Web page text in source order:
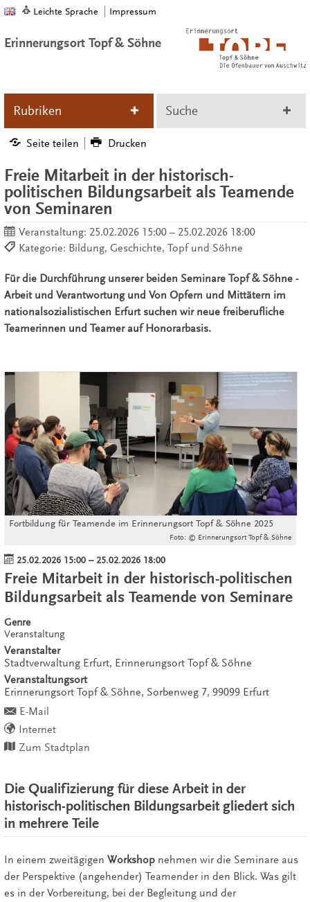
Leichte Sprache Impressum
Erinnerungsort Topf & Söhne
Rubriken Suche
Seite teilen Drucken
Freie Mitarbeit in der historisch-
politischen Bildungsarbeit als Teamende
von Seminaren
Veranstaltung: 25.02.2026 15:00 – 25.02.2026 18:00
Kategorie: Bildung, Geschichte, Topf und Söhne
Für die Durchführung unserer beiden Seminare Topf & Söhne -
Arbeit und Verantwortung und Von Opfern und Mittätern im
nationalsozialistischen Erfurt suchen wir neue freiberufliche
Teamerinnen und Teamer auf Honorarbasis.
Fortbildung für Teamende im Erinnerungsort Topf & Söhne 2025
Foto: © Erinnerungsort Topf & Söhne
25.02.2026 15:00 – 25.02.2026 18:00
Freie Mitarbeit in der historisch-politischen
Bildungsarbeit als Teamende von Seminare
Genre
Veranstaltung
Veranstalter
Stadtverwaltung Erfurt, Erinnerungsort Topf & Söhne
Veranstaltungsort
Erinnerungsort Topf & Söhne, Sorbenweg 7, 99099 Erfurt
E-Mail
Internet
Zum Stadtplan
Die Qualifizierung für diese Arbeit in der
historisch-politischen Bildungsarbeit gliedert sich
in mehrere Teile
In einem zweitägigen Workshopnehmen wir die Seminare aus
der Perspektive (angehender) Teamender in den Blick. Was gilt
es in der Vorbereitung, bei der Begleitung und der